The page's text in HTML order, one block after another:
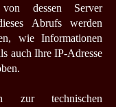
von dessen Server
Abrufs werden
wie Informationen
auch Ihre IP-Adresse
zur technischen